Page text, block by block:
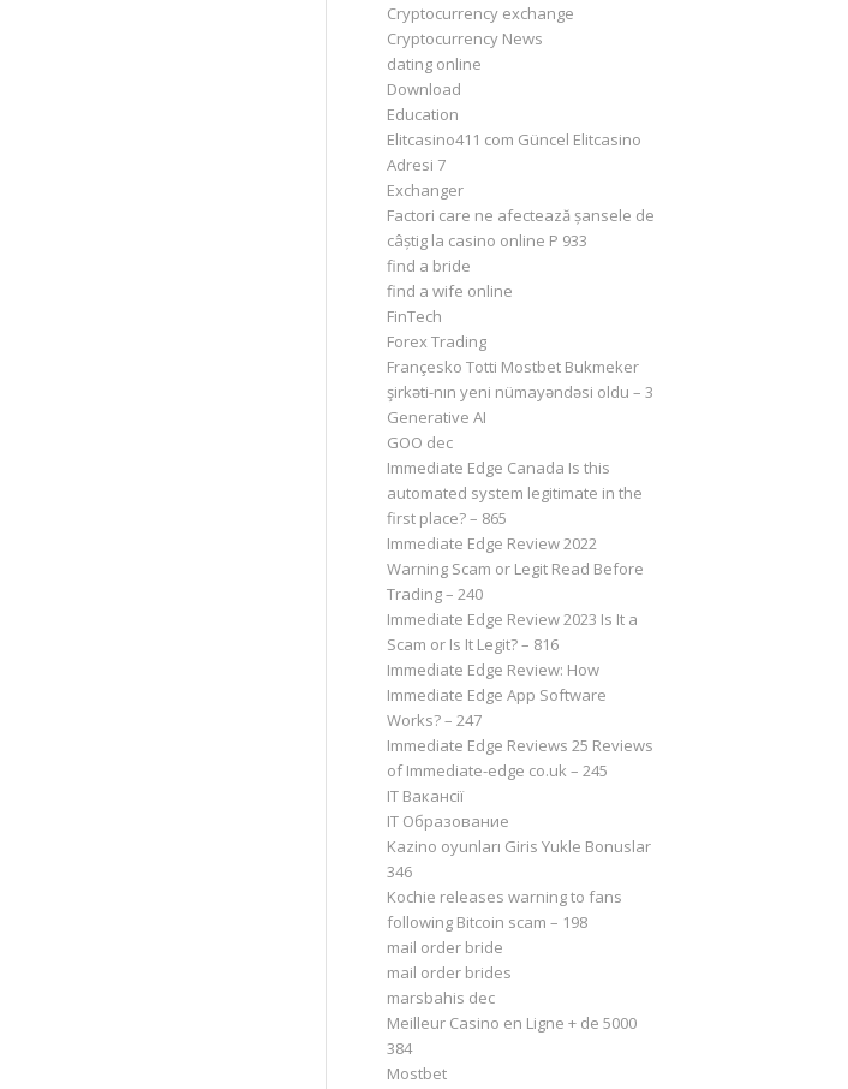
Cryptocurrency exchange
Cryptocurrency News
dating online
Download
Education
Elitcasino411 com Güncel Elitcasino
Adresi 7
Exchanger
Factori care ne afectează șansele de
câștig la casino online P 933
find a bride
find a wife online
FinTech
Forex Trading
Françesko Totti Mostbet Bukmeker
şirkəti-nın yeni nümayəndəsi oldu – 3
Generative AI
GOO dec
Immediate Edge Canada Is this
automated system legitimate in the
first place? – 865
Immediate Edge Review 2022
Warning Scam or Legit Read Before
Trading – 240
Immediate Edge Review 2023 Is It a
Scam or Is It Legit? – 816
Immediate Edge Review: How
Immediate Edge App Software
Works? – 247
Immediate Edge Reviews 25 Reviews
of Immediate-edge co.uk – 245
IT Вакансії
IT Образование
Kazino oyunları Giris Yukle Bonuslar
346
Kochie releases warning to fans
following Bitcoin scam – 198
mail order bride
mail order brides
marsbahis dec
Meilleur Casino en Ligne + de 5000
384
Mostbet